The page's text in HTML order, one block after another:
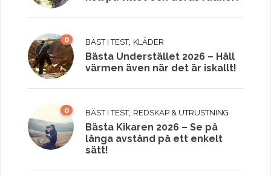
0 BÄST I TEST, KLÄDER
Bästa Understället 2026 – Håll
värmen även när det är iskallt!
0 BÄST I TEST, REDSKAP & UTRUSTNING
Bästa Kikaren 2026 – Se på
långa avstånd på ett enkelt
sätt!